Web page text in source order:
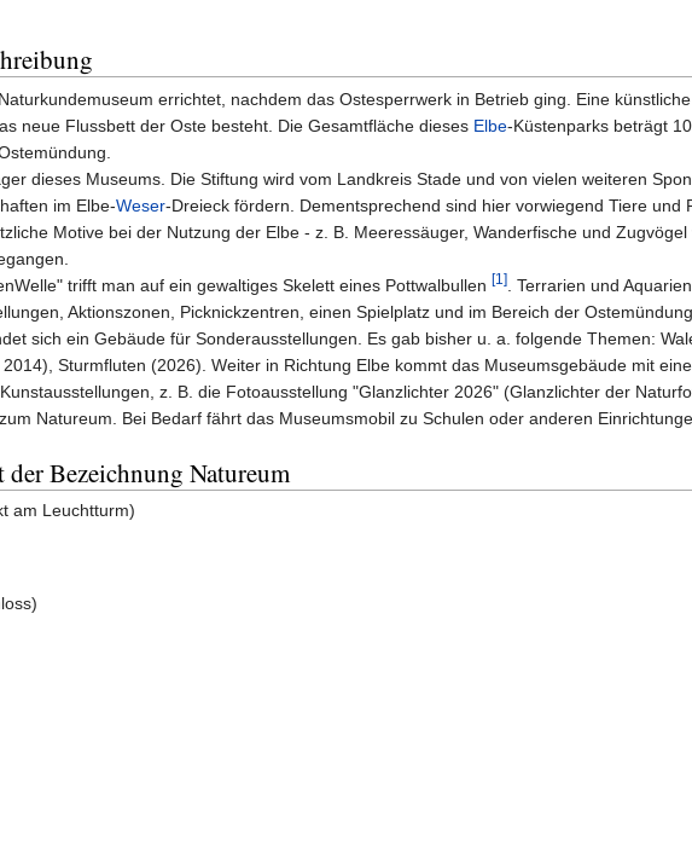
errichtet, nachdem das Ostesperrwerk in Betrieb ging. Eine
neue Flussbett der Oste besteht. Die Gesamtfläche dieses Elbe-Küstenparks beträgt
dieses Museums. Die Stiftung wird vom Landkreis Stade und von vielen weiteren
im Elbe-Weser-Dreieck fördern. Dementsprechend sind hier vorwiegend Tiere
Motive bei der Nutzung der Elbe - z. B. Meeressäuger, Wanderfische und
trifft man auf ein gewaltiges Skelett eines Pottwalbullen [1]
. Terrarien und
Aktionszonen, Picknickzentren, einen Spielplatz und im Bereich der
sich ein Gebäude für Sonderausstellungen. Es gab bisher u. a. folgende Themen:
Sturmfluten (2026). Weiter in Richtung Elbe kommt das Museumsgebäude mit
z. B. die Fotoausstellung "Glanzlichter 2026" (Glanzlichter der
Natureum. Bei Bedarf fährt das Museumsmobil zu Schulen oder anderen
Bezeichnung Natureum
am Leuchtturm)